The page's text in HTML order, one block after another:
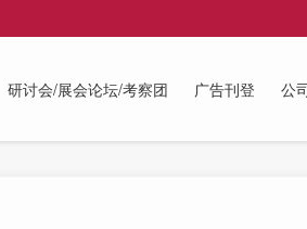
研讨会/展会论坛/考察团 广告刊登 公